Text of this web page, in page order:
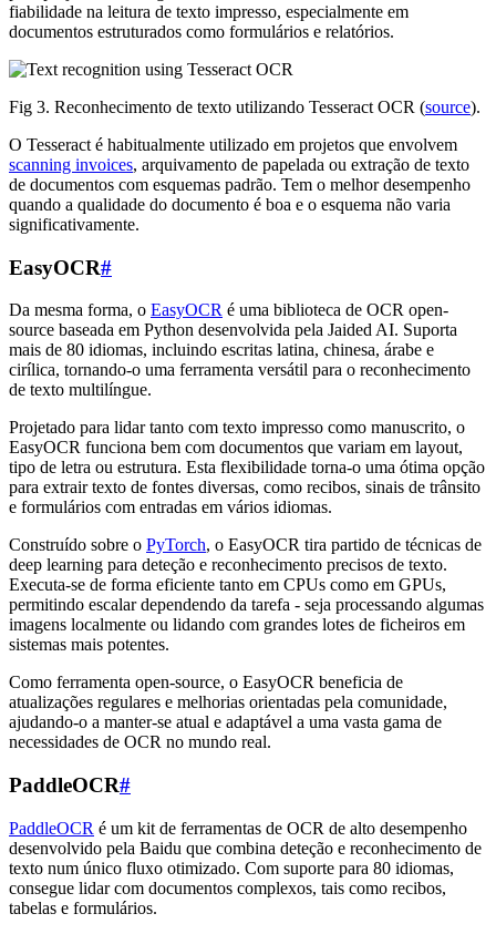
fiabilidade na leitura de texto impresso, especialmente em
documentos estruturados como formulários e relatórios.
Fig 3. Reconhecimento de texto utilizando Tesseract OCR (source).
O Tesseract é habitualmente utilizado em projetos que envolvem
scanning invoices, arquivamento de papelada ou extração de texto
de documentos com esquemas padrão. Tem o melhor desempenho
quando a qualidade do documento é boa e o esquema não varia
significativamente.
EasyOCR#
Da mesma forma, o EasyOCR é uma biblioteca de OCR open-
source baseada em Python desenvolvida pela Jaided AI. Suporta
mais de 80 idiomas, incluindo escritas latina, chinesa, árabe e
cirílica, tornando-o uma ferramenta versátil para o reconhecimento
de texto multilíngue.
Projetado para lidar tanto com texto impresso como manuscrito, o
EasyOCR funciona bem com documentos que variam em layout,
tipo de letra ou estrutura. Esta flexibilidade torna-o uma ótima opção
para extrair texto de fontes diversas, como recibos, sinais de trânsito
e formulários com entradas em vários idiomas.
Construído sobre o PyTorch, o EasyOCR tira partido de técnicas de
deep learning para deteção e reconhecimento precisos de texto.
Executa-se de forma eficiente tanto em CPUs como em GPUs,
permitindo escalar dependendo da tarefa - seja processando algumas
imagens localmente ou lidando com grandes lotes de ficheiros em
sistemas mais potentes.
Como ferramenta open-source, o EasyOCR beneficia de
atualizações regulares e melhorias orientadas pela comunidade,
ajudando-o a manter-se atual e adaptável a uma vasta gama de
necessidades de OCR no mundo real.
PaddleOCR#
PaddleOCR é um kit de ferramentas de OCR de alto desempenho
desenvolvido pela Baidu que combina deteção e reconhecimento de
texto num único fluxo otimizado. Com suporte para 80 idiomas,
consegue lidar com documentos complexos, tais como recibos,
tabelas e formulários.